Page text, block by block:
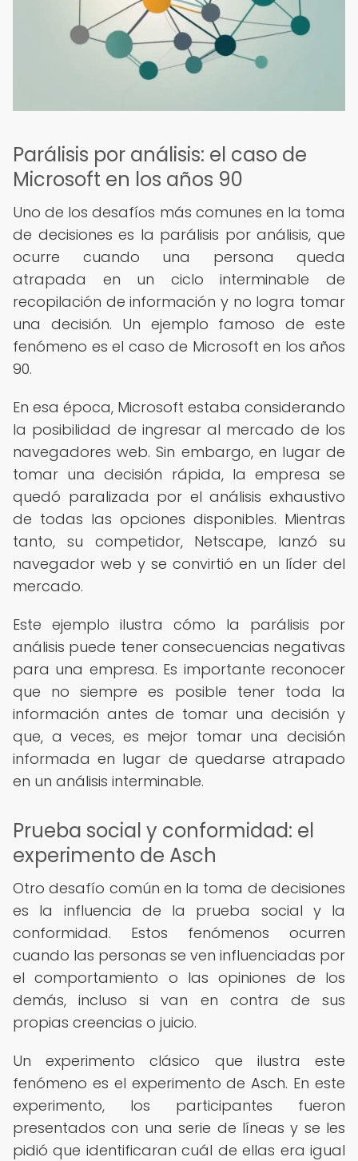
Parálisis por análisis: el caso de
Microsoft en los años 90
Uno de los desafíos más comunes en la toma
de decisiones es la parálisis por análisis, que
ocurre cuando una persona queda
atrapada en un ciclo interminable de
recopilación de información y no logra tomar
una decisión. Un ejemplo famoso de este
fenómeno es el caso de Microsoft en los años
90.
En esa época, Microsoft estaba considerando
la posibilidad de ingresar al mercado de los
navegadores web. Sin embargo, en lugar de
tomar una decisión rápida, la empresa se
quedó paralizada por el análisis exhaustivo
de todas las opciones disponibles. Mientras
tanto, su competidor, Netscape, lanzó su
navegador web y se convirtió en un líder del
mercado.
Este ejemplo ilustra cómo la parálisis por
análisis puede tener consecuencias negativas
para una empresa. Es importante reconocer
que no siempre es posible tener toda la
información antes de tomar una decisión y
que, a veces, es mejor tomar una decisión
informada en lugar de quedarse atrapado
en un análisis interminable.
Prueba social y conformidad: el
experimento de Asch
Otro desafío común en la toma de decisiones
es la influencia de la prueba social y la
conformidad. Estos fenómenos ocurren
cuando las personas se ven influenciadas por
el comportamiento o las opiniones de los
demás, incluso si van en contra de sus
propias creencias o juicio.
Un experimento clásico que ilustra este
fenómeno es el experimento de Asch. En este
experimento, los participantes fueron
presentados con una serie de líneas y se les
pidió que identificaran cuál de ellas era igual